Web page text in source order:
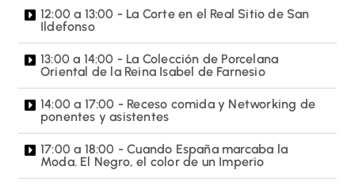
12:00 a 13:00 - La Corte en el Real Sitio de San
Ildefonso
13:00 a 14:00 - La Colección de Porcelana
Oriental de la Reina Isabel de Farnesio
14:00 a 17:00 - Receso comida y Networking de
ponentes y asistentes
17:00 a 18:00 - Cuando España marcaba la
Moda. El Negro, el color de un Imperio